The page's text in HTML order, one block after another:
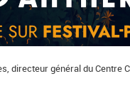
directeur général du Centre